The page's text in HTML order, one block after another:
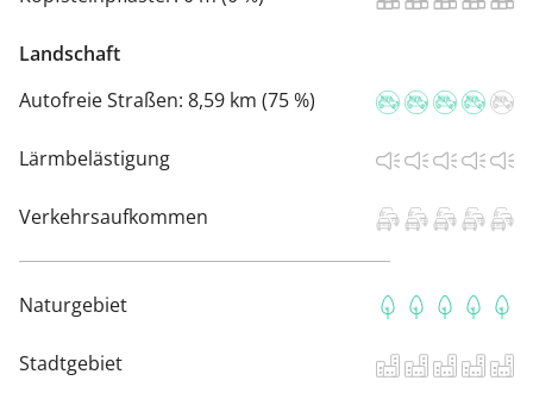
Landschaft
Autofreie Straßen: 8,59 km (75 %)
Lärmbelästigung
Verkehrsaufkommen
Naturgebiet
Stadtgebiet